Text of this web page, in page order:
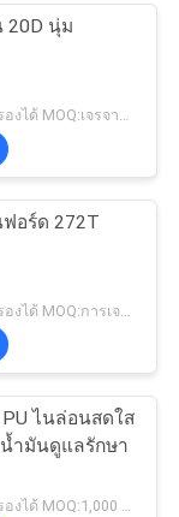
20D นุ่ม
อร์ด 272T
PU ไนล่อนสดใส
ำมันดูแลรักษา
สามารถต่อรองได้ MOQ:1,000 MTRS